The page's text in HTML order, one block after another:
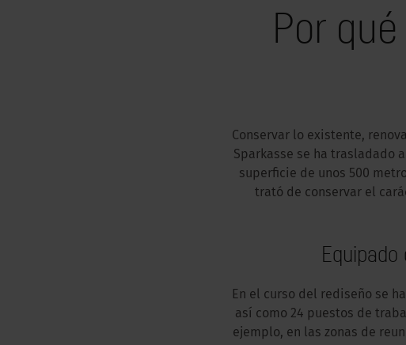
Por
Conservar lo existente,
Sparkasse se ha trasladado
superficie de unos 500
trató de conservar el
En el curso del rediseño se
así como 24 puestos de
ejemplo, en las zonas de